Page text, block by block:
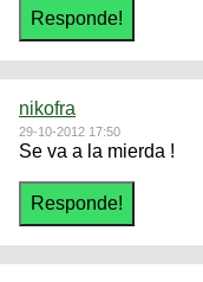
nikofra
29-10-2012 17:50
Se va a la mierda !